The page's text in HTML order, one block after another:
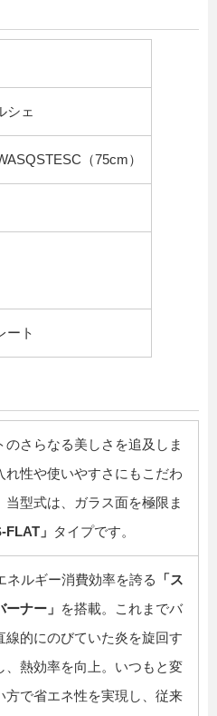
シェ
（75cm）
ート
のさらなる美しさを追及しま
れ性や使いやすさにもこだわ
当型式は、ガラス面を極限ま
FLAT」 タイプです。
ネルギー消費効率を誇る
「ス
ナー」 を搭載。これまでバ
線的にのびていた炎を旋回す
、熱効率を向上。いつもと変
方で省エネ性を実現し、従来